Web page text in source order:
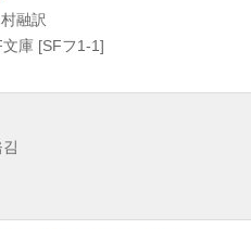
融訳
庫 [SFフ1-1]